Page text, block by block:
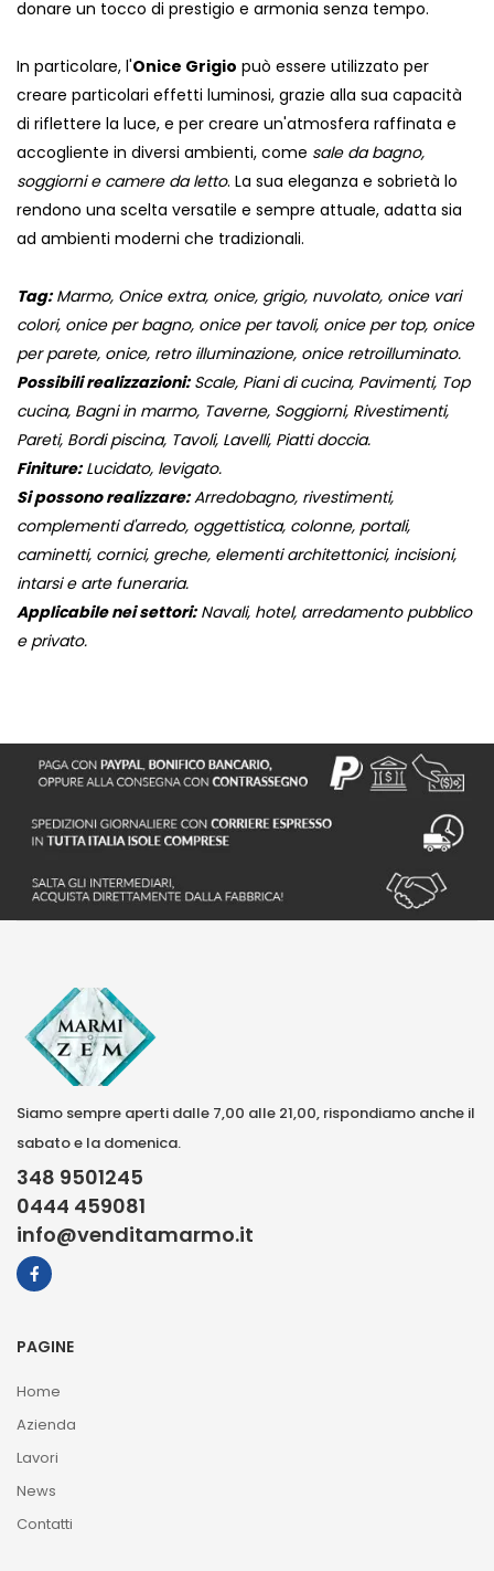
donare un tocco di prestigio e armonia senza tempo.
In particolare, l'Onice Grigio può essere utilizzato per
creare particolari effetti luminosi, grazie alla sua capacità
di riflettere la luce, e per creare un'atmosfera raffinata e
accogliente in diversi ambienti, come sale da bagno,
soggiorni e camere da letto. La sua eleganza e sobrietà lo
rendono una scelta versatile e sempre attuale, adatta sia
ad ambienti moderni che tradizionali.
Tag:Marmo, Onice extra, onice, grigio, nuvolato, onice vari
colori, onice per bagno, onice per tavoli, onice per top, onice
per parete, onice, retro illuminazione, onice retroilluminato.
Possibili realizzazioni:Scale, Piani di cucina, Pavimenti, Top
cucina, Bagni in marmo, Taverne, Soggiorni, Rivestimenti,
Pareti, Bordi piscina, Tavoli, Lavelli, Piatti doccia.
Finiture:Lucidato, levigato.
Si possono realizzare:Arredobagno, rivestimenti,
complementi d'arredo, oggettistica, colonne, portali,
caminetti, cornici, greche, elementi architettonici, incisioni,
intarsi e arte funeraria.
Applicabile nei settori:Navali, hotel, arredamento pubblico
e privato.
Siamo sempre aperti dalle 7,00 alle 21,00, rispondiamo anche il
sabato e la domenica.
348 9501245
0444 459081
info@venditamarmo.it
PAGINE
Home
Azienda
Lavori
News
Contatti